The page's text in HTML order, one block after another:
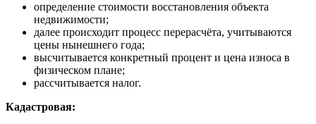
определение стоимости восстановления объекта
недвижимости;
далее происходит процесс перерасчёта, учитываются
цены нынешнего года;
высчитывается конкретный процент и цена износа в
физическом плане;
рассчитывается налог.
Кадастровая: